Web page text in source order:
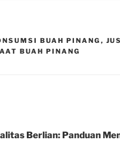
BUAH PINANG ,
BUAH PINANG
Berlian: Panduan